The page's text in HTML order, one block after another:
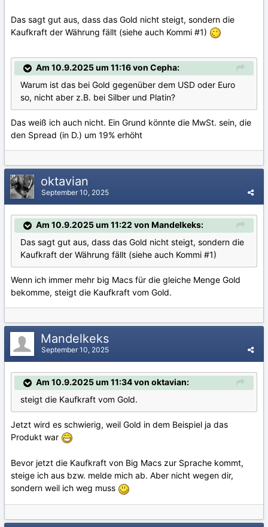
Das sagt gut aus, dass das Gold nicht steigt, sondern die
Kaufkraft der Währung fällt (siehe auch Kommi #1)
Am 10.9.2025 um 11:16 von Cepha:
Warum ist das bei Gold gegenüber dem USD oder Euro
so, nicht aber z.B. bei Silber und Platin?
Das weiß ich auch nicht. Ein Grund könnte die MwSt. sein, die
den Spread (in D.) um 19% erhöht
oktavian
September 10, 2025
Am 10.9.2025 um 11:22 von Mandelkeks:
Das sagt gut aus, dass das Gold nicht steigt, sondern die
Kaufkraft der Währung fällt (siehe auch Kommi #1)
Wenn ich immer mehr big Macs für die gleiche Menge Gold
bekomme, steigt die Kaufkraft vom Gold.
Mandelkeks
September 10, 2025
Am 10.9.2025 um 11:34 von oktavian:
steigt die Kaufkraft vom Gold.
Jetzt wird es schwierig, weil Gold in dem Beispiel ja das
Produkt war
Bevor jetzt die Kaufkraft von Big Macs zur Sprache kommt,
steige ich aus bzw. melde mich ab. Aber nicht wegen dir,
sondern weil ich weg muss